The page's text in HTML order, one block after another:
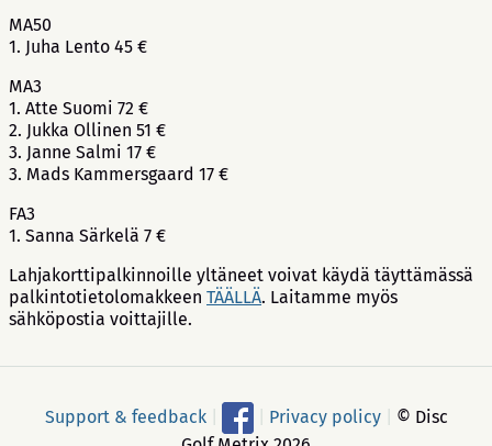
MA50
1. Juha Lento 45 €
MA3
1. Atte Suomi 72 €
2. Jukka Ollinen 51 €
3. Janne Salmi 17 €
3. Mads Kammersgaard 17 €
FA3
1. Sanna Särkelä 7 €
Lahjakorttipalkinnoille yltäneet voivat käydä täyttämässä
palkintotietolomakkeen TÄÄLLÄ. Laitamme myös
sähköpostia voittajille.
Support & feedback Privacy policy
© Disc